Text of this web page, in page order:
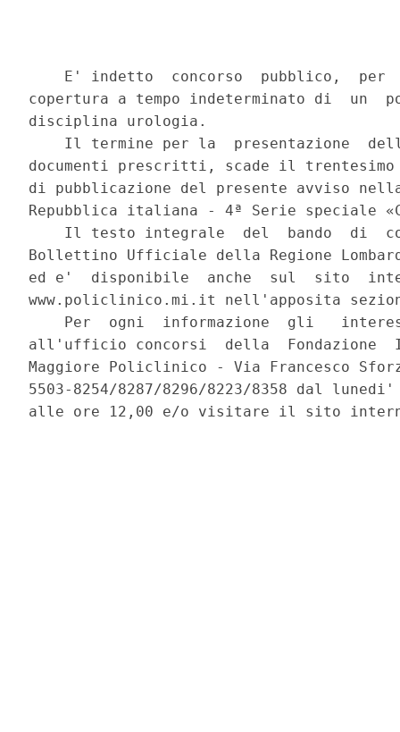
E' indetto  concorso  pubblico,  per
copertura a tempo indeterminato di  un
disciplina urologia.
Il termine per la  presentazione
documenti prescritti, scade il
di pubblicazione del presente avviso
Repubblica italiana - 4ª Serie speciale
Il testo integrale  del  bando  di
Bollettino Ufficiale della Regione
ed e'  disponibile  anche  sul  sito
www.policlinico.mi.it nell'apposita
Per  ogni  informazione  gli
all'ufficio concorsi  della  Fondazione
Maggiore Policlinico - Via Francesco
5503-8254/8287/8296/8223/8358 dal
alle ore 12,00 e/o visitare il sito